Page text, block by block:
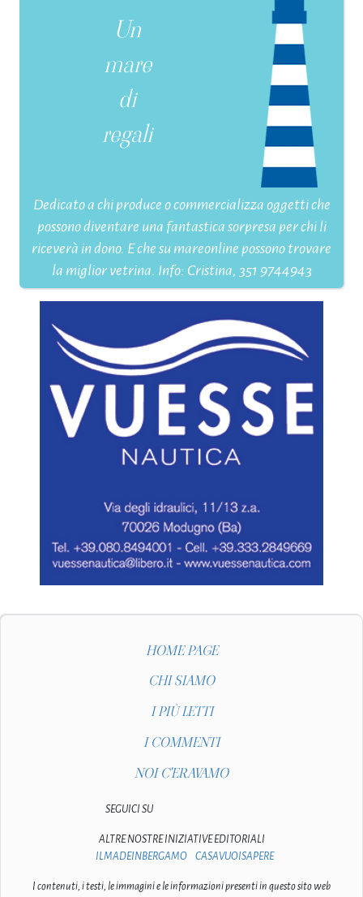
Un
mare
di
regali
Dedicato a chi produce o commercializza oggetti che
possono diventare una fantastica sorpresa per chi li
riceverà in dono. E che su mareonline possono trovare
la miglior vetrina. Info: Cristina, 351 9744943
HOME PAGE
CHI SIAMO
I PIÙ LETTI
I COMMENTI
NOI C'ERAVAMO
SEGUICI SU
ALTRE NOSTRE INIZIATIVE EDITORIALI
ILMADEINBERGAMO
CASAVUOISAPERE
I contenuti, i testi, le immagini e le informazioni presenti in questo sito web